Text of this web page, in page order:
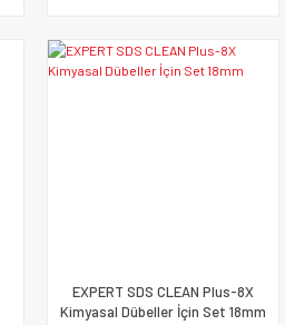
EXPERT SDS CLEAN Plus-8X
Kimyasal Dübeller İçin Set 18mm